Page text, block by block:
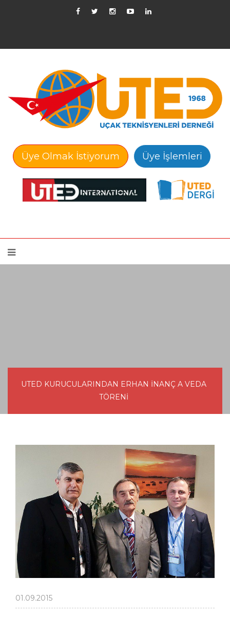
Üye Olmak İstiyorum Üye İşlemleri
UTED KURUCULARINDAN ERHAN İNANÇ A VEDA
TÖRENİ
01.09.2015